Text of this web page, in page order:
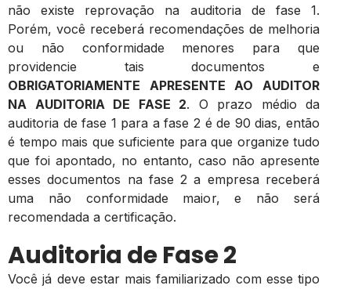
não existe reprovação na auditoria de fase 1.
Porém, você receberá recomendações de melhoria
ou não conformidade menores para que
providencie tais documentos e
OBRIGATORIAMENTE APRESENTE AO AUDITOR
NA AUDITORIA DE FASE 2. O prazo médio da
auditoria de fase 1 para a fase 2 é de 90 dias, então
é tempo mais que suficiente para que organize tudo
que foi apontado, no entanto, caso não apresente
esses documentos na fase 2 a empresa receberá
uma não conformidade maior, e não será
recomendada a certificação.
Auditoria de Fase 2
Você já deve estar mais familiarizado com esse tipo